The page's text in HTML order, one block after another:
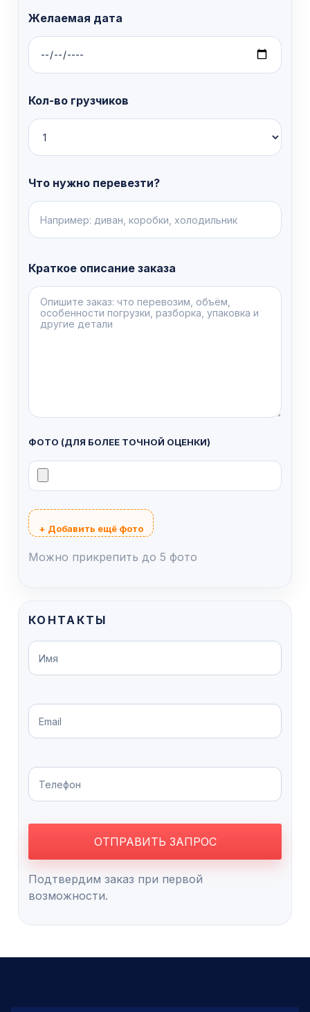
Желаемая дата
Кол-во грузчиков
Что нужно перевезти?
Краткое описание заказа
ФОТО (ДЛЯ БОЛЕЕ ТОЧНОЙ ОЦЕНКИ)
+ Добавить ещё фото
Можно прикрепить до 5 фото
КОНТАКТЫ
Подтвердим заказ при первой
возможности.